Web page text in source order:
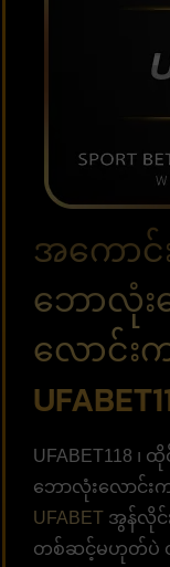
အကောင်
ဘောလုံး
လောင်း
UFABET118 ၊
ဘောလုံးလောင်း
UFABET အွန်လိုင်း
တစ်ဆင့်မဟုတ်ပဲ တို